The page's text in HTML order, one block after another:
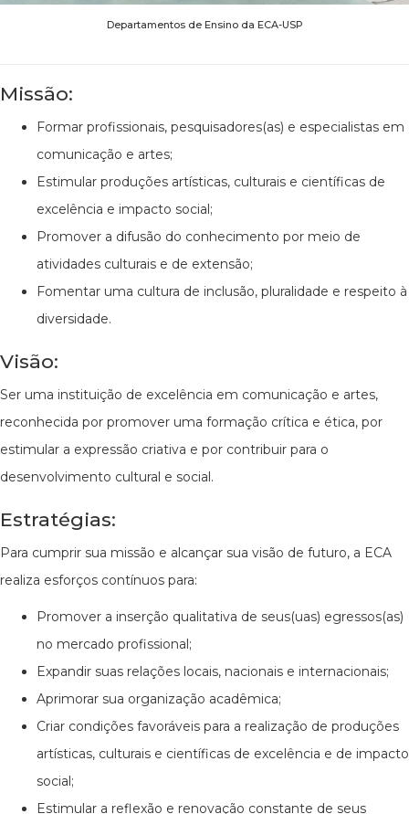
Departamentos de Ensino da ECA-USP
Missão:
Formar profissionais, pesquisadores(as) e especialistas em
comunicação e artes;
Estimular produções artísticas, culturais e científicas de
excelência e impacto social;
Promover a difusão do conhecimento por meio de
atividades culturais e de extensão;
Fomentar uma cultura de inclusão, pluralidade e respeito à
diversidade.
Visão:
Ser uma instituição de excelência em comunicação e artes,
reconhecida por promover uma formação crítica e ética, por
estimular a expressão criativa e por contribuir para o
desenvolvimento cultural e social.
Estratégias:
Para cumprir sua missão e alcançar sua visão de futuro, a ECA
realiza esforços contínuos para:
Promover a inserção qualitativa de seus(uas) egressos(as)
no mercado profissional;
Expandir suas relações locais, nacionais e internacionais;
Aprimorar sua organização acadêmica;
Criar condições favoráveis para a realização de produções
artísticas, culturais e científicas de excelência e de impacto
social;
Estimular a reflexão e renovação constante de seus